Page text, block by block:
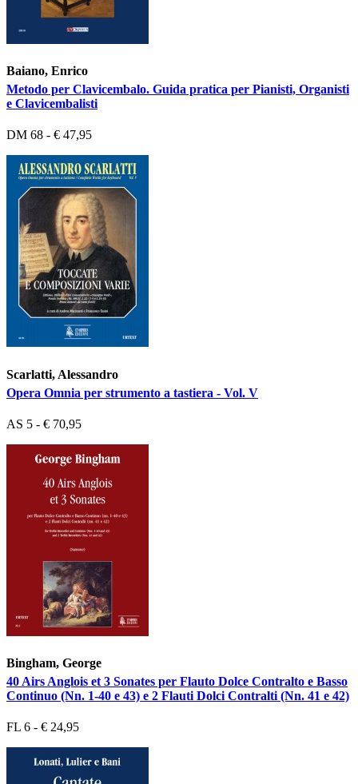
Baiano, Enrico
Metodo per Clavicembalo. Guida pratica per Pianisti, Organisti
e Clavicembalisti
DM 68 - € 47,95
Scarlatti, Alessandro
Opera Omnia per strumento a tastiera - Vol. V
AS 5 - € 70,95
Bingham, George
40 Airs Anglois et 3 Sonates per Flauto Dolce Contralto e Basso
Continuo (Nn. 1-40 e 43) e 2 Flauti Dolci Contralti (Nn. 41 e 42)
FL 6 - € 24,95